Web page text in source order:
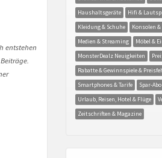
entstehen
Haushaltsgeräte
Hifi &
Kleidung & Schuhe
Konsolen &
Medien & Streaming
Möbel &
MonsterDealz Neuigkeiten
Rabatte & Gewinnspiele &
Smartphones & Tarife
Spar-Abo
Urlaub, Reisen, Hotel & Flüge
Zeitschriften & Magazine